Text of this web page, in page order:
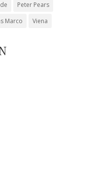
Peter Pears
Marco Viena